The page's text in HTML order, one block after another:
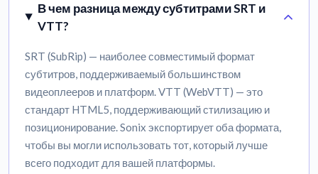
В чем разница между субтитрами SRT и
VTT?
SRT (SubRip) — наиболее совместимый формат
субтитров, поддерживаемый большинством
видеоплееров и платформ. VTT (WebVTT) — это
стандарт HTML5, поддерживающий стилизацию и
позиционирование. Sonix экспортирует оба формата,
чтобы вы могли использовать тот, который лучше
всего подходит для вашей платформы.